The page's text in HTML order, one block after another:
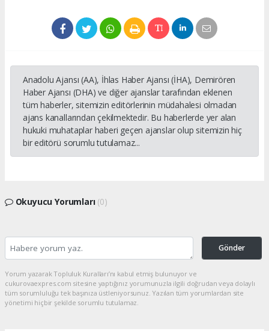
Anadolu Ajansı (AA), İhlas Haber Ajansı (İHA), Demirören
Haber Ajansı (DHA) ve diğer ajanslar tarafından eklenen
tüm haberler, sitemizin editörlerinin müdahalesi olmadan
ajans kanallarından çekilmektedir. Bu haberlerde yer alan
hukuki muhataplar haberi geçen ajanslar olup sitemizin hiç
bir editörü sorumlu tutulamaz...
Okuyucu Yorumları (0)
Gönder
Yorum yazarak Topluluk Kuralları’nı kabul etmiş bulunuyor ve
cukurovaexpres.com sitesine yaptığınız yorumunuzla ilgili doğrudan veya dolaylı
tüm sorumluluğu tek başınıza üstleniyorsunuz. Yazılan tüm yorumlardan site
yönetimi hiçbir şekilde sorumlu tutulamaz.